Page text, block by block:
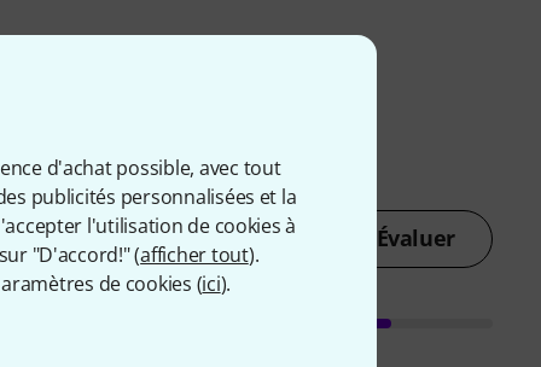
d'achat possible, avec tout
publicités personnalisées et la
l'utilisation de cookies à
"D'accord!" (afficher tout).
de cookies (ici).
Évaluer